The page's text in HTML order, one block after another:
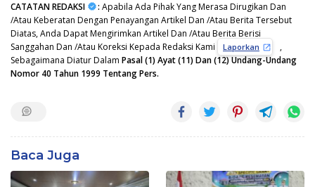
CATATAN REDAKSI : Apabila Ada Pihak Yang Merasa Dirugikan Dan
/Atau Keberatan Dengan Penayangan Artikel Dan /Atau Berita Tersebut
Diatas, Anda Dapat Mengirimkan Artikel Dan /Atau Berita Berisi
Sanggahan Dan /Atau Koreksi Kepada Redaksi Kami
Laporkan
,
Sebagaimana Diatur Dalam Pasal (1) Ayat (11) Dan (12) Undang-Undang
Nomor 40 Tahun 1999 Tentang Pers.
Baca Juga